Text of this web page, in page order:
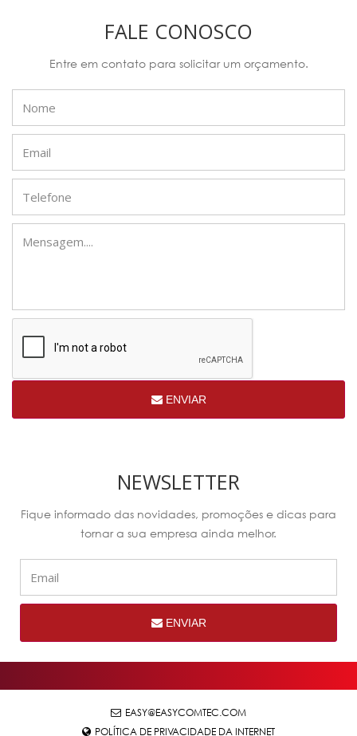
FALE CONOSCO
Entre em contato para solicitar um orçamento.
ENVIAR
NEWSLETTER
Fique informado das novidades, promoções e dicas para
tornar a sua empresa ainda melhor.
ENVIAR
EASY@EASYCOMTEC.COM
POLÍTICA DE PRIVACIDADE DA INTERNET